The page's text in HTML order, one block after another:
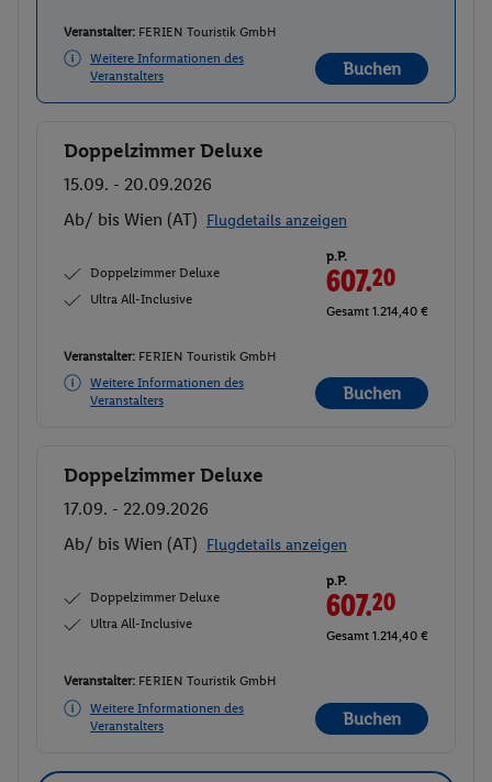
Veranstalter: FERIEN Touristik GmbH
Weitere Informationen des
Veranstalters
Buchen
Buchen
Doppelzimmer Deluxe
15.09. - 20.09.2026
Ab/ bis Wien (AT) Flugdetails anzeigen
Doppelzimmer Deluxe
Ultra All-Inclusive
p.P.
607.20
Gesamt 1.214,40 €
Veranstalter: FERIEN Touristik GmbH
Weitere Informationen des
Veranstalters
Buchen
Buchen
Doppelzimmer Deluxe
17.09. - 22.09.2026
Ab/ bis Wien (AT) Flugdetails anzeigen
Doppelzimmer Deluxe
Ultra All-Inclusive
p.P.
607.20
Gesamt 1.214,40 €
Veranstalter: FERIEN Touristik GmbH
Weitere Informationen des
Veranstalters
Buchen